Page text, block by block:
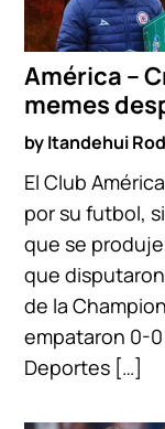
América –
memes
byItandehui
El Club
por su futbol,
que se
que
de la
empataron 0-
Deportes […]